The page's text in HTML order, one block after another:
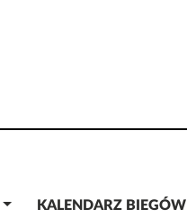
KALENDARZ BIEGÓW